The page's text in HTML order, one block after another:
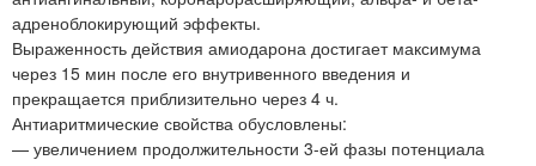
адреноблокирующий эффекты.
Выраженность действия амиодарона достигает максимума
через 15 мин после его внутривенного введения и
прекращается приблизительно через 4 ч.
Антиаритмические свойства обусловлены:
— увеличением продолжительности 3-ей фазы потенциала